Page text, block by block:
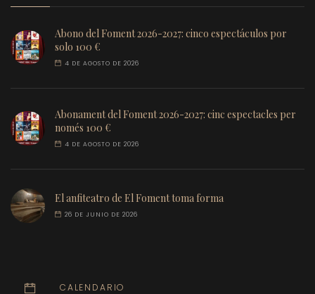
Abono del Foment 2026-2027: cinco espectáculos por
solo 100 €
4 DE AGOSTO DE 2026
Abonament del Foment 2026-2027: cinc espectacles per
només 100 €
4 DE AGOSTO DE 2026
El anfiteatro de El Foment toma forma
26 DE JUNIO DE 2026
CALENDARIO